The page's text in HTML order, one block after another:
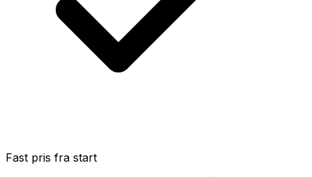
Fast pris fra start